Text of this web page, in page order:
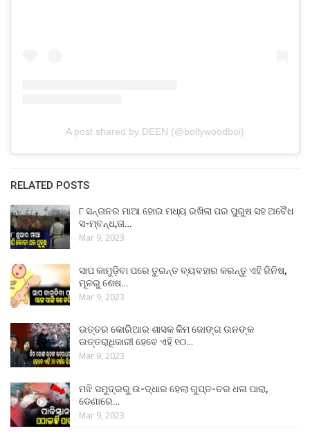
A post shared by DEEN (@bollywoodboi)
RELATED POSTS
୮ ସନ୍ତାନର ମାଆ ହୋଇ ମଧ୍ୟ ରଖିଲା ପର ପୁରୁଷ ସହ ଅବୈଧ
ସ-ମ୍ବନ୍ଧ,ତା…
Mar 9, 2023
ସାପ କାମୁଡ଼ିବା ପରେ ତୁରନ୍ତ ବ୍ୟବହାର କରନ୍ତୁ ଏହି ଜିନିଷ,
ମୂଳରୁ ଶେଷ…
Mar 9, 2023
ଉତ୍ତର କୋରିଆର ଶାସକ କିମ ଜୋଙ୍ଗ ଉନଙ୍କ
ଉତ୍ତରାଧିକାରୀ ହେବେ ଏହି ୧୦…
Mar 9, 2023
ମଝି ସମୁଦ୍ରରୁ ଉ-ଦ୍ଧାର ହେଲା ଗୁପ୍ତ-ଚର ଧଳା ପାରା,
ଡେଣାରେ…
Mar 9, 2023